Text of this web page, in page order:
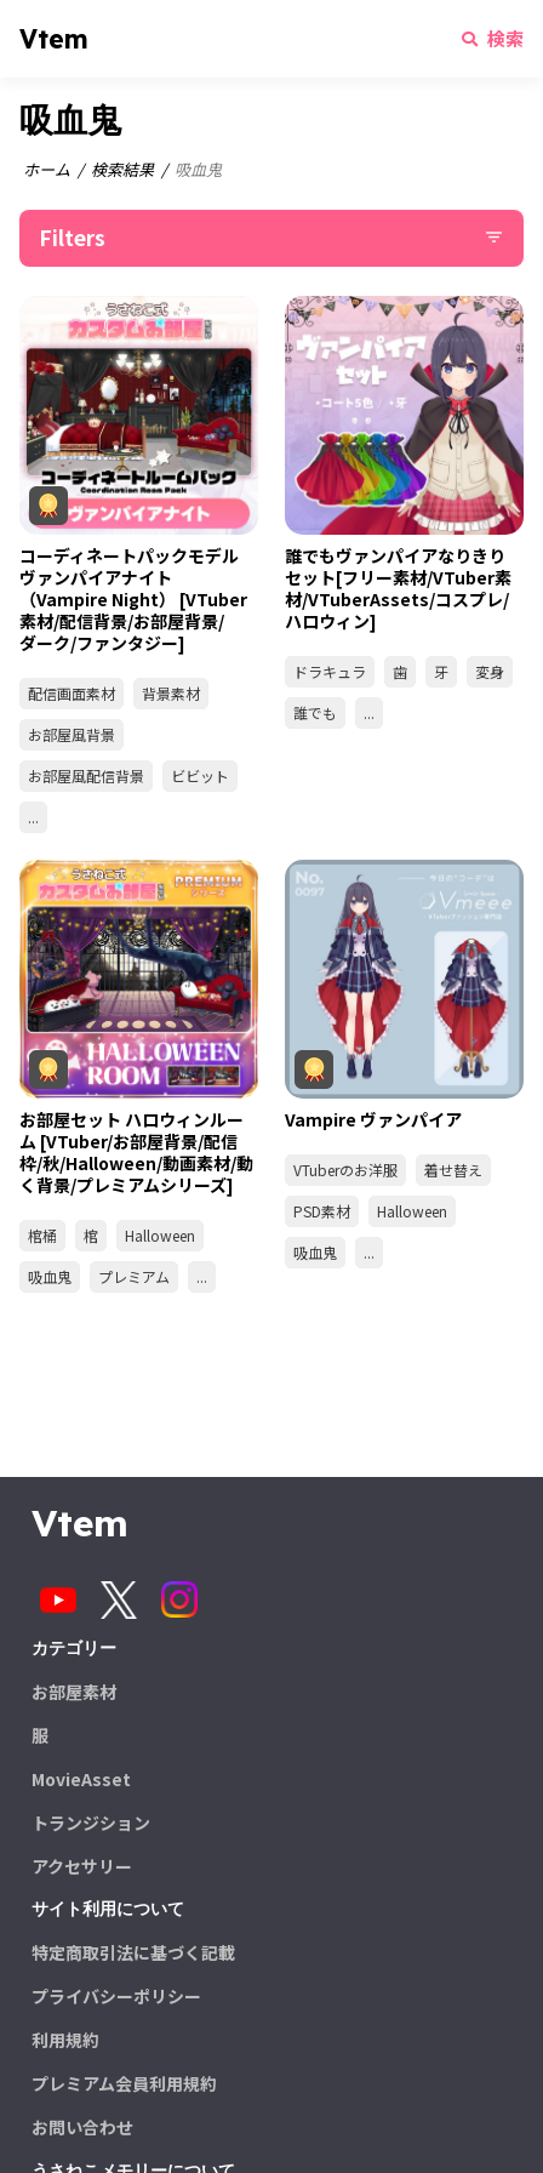
Vtem 検索
吸血鬼
ホーム 検索結果 吸血鬼
Filters filter_list
コーディネートパックモデル
ヴァンパイアナイト
（Vampire Night） [VTuber
素材/配信背景/お部屋背景/
ダーク/ファンタジー]
配信画面素材
背景素材
お部屋風背景
お部屋風配信背景
ビビット
...
誰でもヴァンパイアなりきり
セット[フリー素材/VTuber素
材/VTuberAssets/コスプレ/
ハロウィン]
ドラキュラ 歯 牙
変身
誰でも
...
お部屋セット ハロウィンルー
ム [VTuber/お部屋背景/配信
枠/秋/Halloween/動画素材/動
く背景/プレミアムシリーズ]
棺桶 棺
Halloween
吸血鬼
プレミアム ...
Vampire ヴァンパイア
VTuberのお洋服
着せ替え
PSD素材
Halloween
吸血鬼
...
Vtem
カテゴリー
お部屋素材
服
MovieAsset
トランジション
アクセサリー
サイト利用について
特定商取引法に基づく記載
プライバシーポリシー
利用規約
プレミアム会員利用規約
お問い合わせ